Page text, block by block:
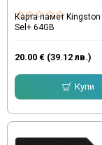
Карта памет
Sel+ 64GB
20.00 € (39.12 лв.)
Купи